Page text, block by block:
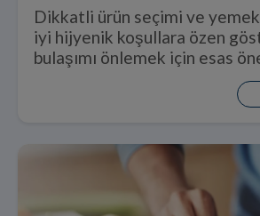
Dikkatli ürün seçimi ve yemek
iyi hijyenik koşullara özen
bulaşımı önlemek için esas